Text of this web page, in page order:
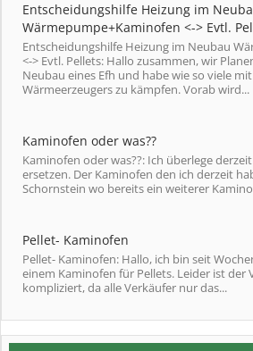
Entscheidungshilfe Heizung im
Wärmepumpe+Kaminofen <-> Evtl.
Entscheidungshilfe Heizung im Neubau
<-> Evtl. Pellets: Hallo zusammen, wir
Neubau eines Efh und habe wie so viele
Wärmeerzeugers zu kämpfen. Vorab wird...
Kaminofen oder was??
Kaminofen oder was??: Ich überlege
ersetzen. Der Kaminofen den ich derzeit
Schornstein wo bereits ein weiterer
Pellet- Kaminofen
Pellet- Kaminofen: Hallo, ich bin seit
einem Kaminofen für Pellets. Leider ist der
kompliziert, da alle Verkäufer nur das...